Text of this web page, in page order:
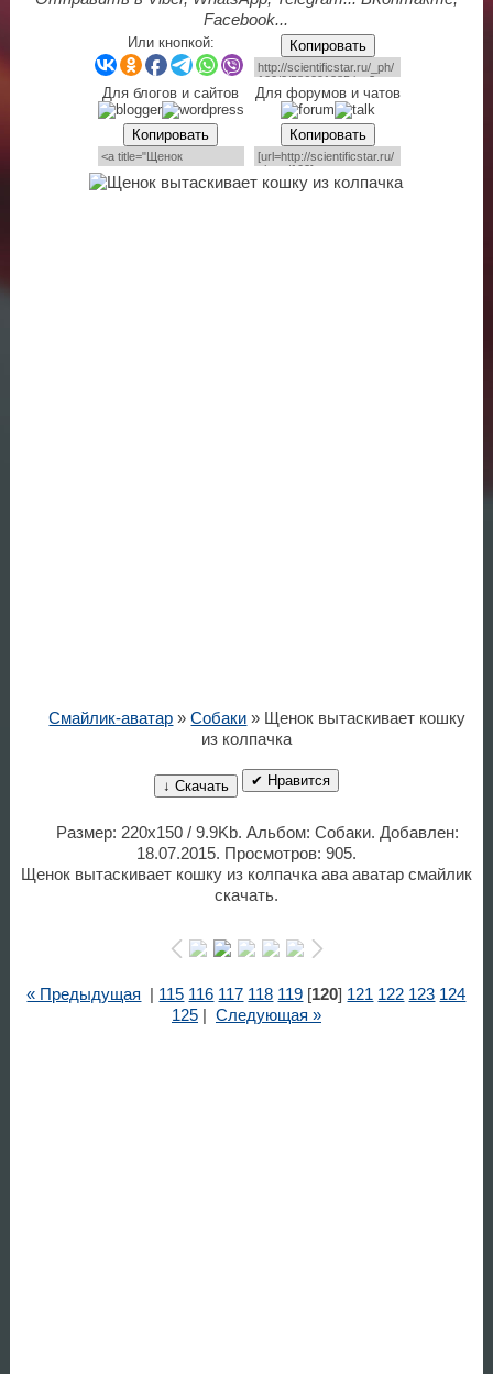
Facebook...
Или кнопкой: Копировать
Для блогов и сайтов Для форумов и чатов
Копировать Копировать
Смайлик-аватар »Собаки » Щенок вытаскивает кошку
из колпачка
↓ Скачать ✔ Нравится
Размер: 220x150 / 9.9Kb. Альбом: Собаки. Добавлен:
18.07.2015. Просмотров: 905.
Щенок вытаскивает кошку из колпачка ава аватар смайлик
скачать.
« Предыдущая 115 116 117 118 119 [120] 121 122 123 124
125| Следующая »